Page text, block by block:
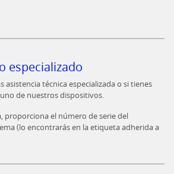
especializado
asistencia técnica especializada o si tienes
de nuestros dispositivos.
proporciona el número de serie del
(lo encontrarás en la etiqueta adherida a